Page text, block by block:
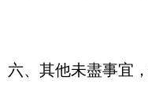
六、 其他未盡事宜，